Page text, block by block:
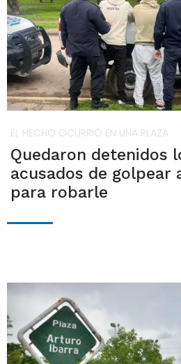
EL HECHO OCURRIÓ EN UNA PLAZA
Quedaron detenidos
acusados de golpear
para robarle